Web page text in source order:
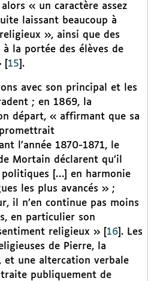
« un caractère assez
laissant beaucoup à
», ainsi que des
la portée des élèves de
15 .
avec son principal et les
; en 1869, la
départ, « affirmant que sa
l’année 1870-1871, le
Mortain déclarent qu’il
[…] en harmonie
les plus avancés » ;
il n’en continue pas moins
en particulier son
religieux »
16 . Les
de Pierre, la
et une altercation verbale
publiquement de